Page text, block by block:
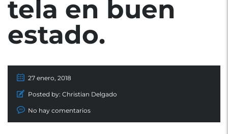
tela en buen
estado.
27 enero, 2018
Posted by: Christian Delgado
No hay comentarios